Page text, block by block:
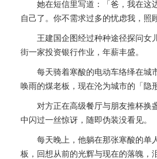
她在短信里写道：「爸，我在这
自己了。你不需求过多的忧虑我，照
王建国企图经过种种途径探问女
街一家投资银行作业，年薪丰盛。
每天骑着寒酸的电动车络绎在城
唤雨的煤老板，现在沦为城市的「隐
对方正在高级餐厅与朋友推杯换
中闪过一丝惊讶，随即伪装没看见。
每天晚上，他躺在那张寒酸的单
板，回想从前的光辉与现在的落魄，